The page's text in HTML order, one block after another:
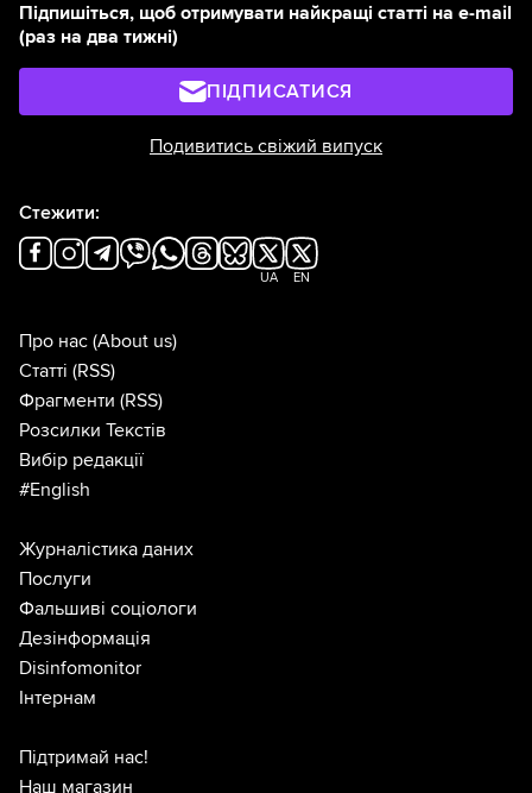
Підпишіться, щоб отримувати найкращі статті на e-mail
(раз на два тижні)
ПІДПИСАТИСЯ
Подивитись свіжий випуск
Стежити:
UA EN
Про нас (About us)
Статті (RSS)
Фрагменти (RSS)
Розсилки Текстів
Вибір редакції
#English
Журналістика даних
Послуги
Фальшиві соціологи
Дезінформація
Disinfomonitor
Інтернам
Підтримай нас!
Наш магазин